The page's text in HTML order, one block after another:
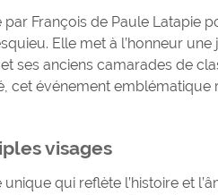
par François de Paule Latapie
Elle met à l’honneur une
ses anciens camarades de
cet événement emblématique
visages
qui reflète l’histoire et